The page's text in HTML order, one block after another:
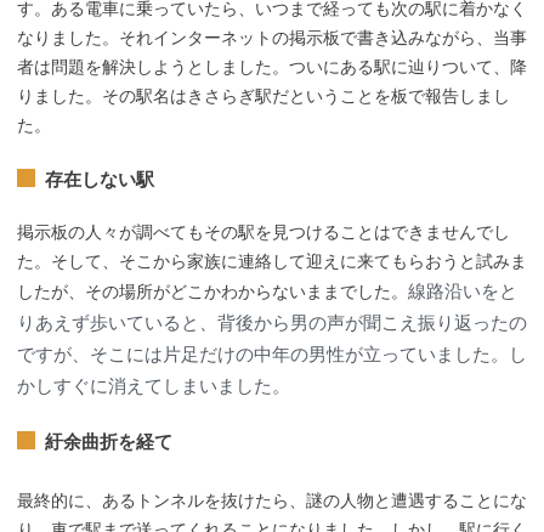
す。ある電車に乗っていたら、いつまで経っても次の駅に着かなく
なりました。それインターネットの掲示板で書き込みながら、当事
者は問題を解決しようとしました。ついにある駅に辿りついて、降
りました。その駅名はきさらぎ駅だということを板で報告しまし
た。
存在しない駅
掲示板の人々が調べてもその駅を見つけることはできませんでし
た。そして、そこから家族に連絡して迎えに来てもらおうと試みま
したが、その場所がどこかわからないままでした。 線路沿いをと
りあえず歩いていると、背後から男の声が聞こえ振り返ったの
ですが、そこには片足だけの中年の男性が立っていました。し
かしすぐに消えてしまいました。
紆余曲折を経て
最終的に、あるトンネルを抜けたら、謎の人物と遭遇することにな